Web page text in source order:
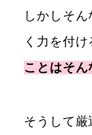
しかしそ
く力を付
ことはそん
そうして